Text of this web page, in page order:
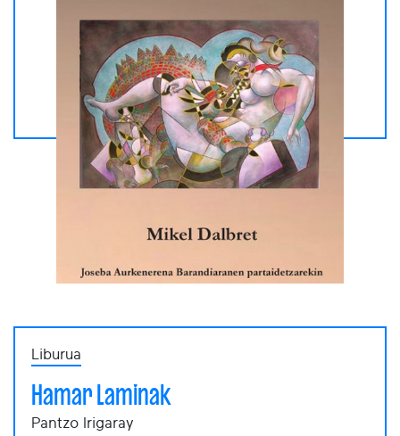
Liburua
Hamar Laminak
Pantzo Irigaray